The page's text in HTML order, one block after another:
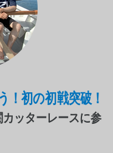
！初の初戦突破！
ッターレースに参